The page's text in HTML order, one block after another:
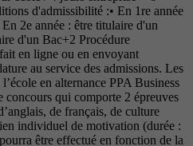
d'admissibilité :• En 1re année
2e année : être titulaire d'un
d'un Bac+2 Procédure
en ligne ou en envoyant
au service des admissions. Les
en alternance PPA Business
concours qui comporte 2 épreuves
de français, de culture
individuel de motivation (durée :
être effectué en fonction de la